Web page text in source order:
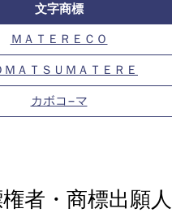
文字商標
ＭＡＴＥＲＥＣＯ
ＭＡＴＳＵＭＡＴＥＲＥ
カボコ−マ
者・商標出願人